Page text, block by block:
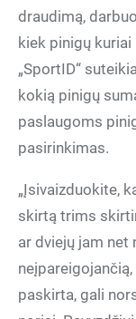
draudimą,
kiek pinigų
„SportID“
kokią pinigų
paslaugoms
pasirinkimas.
„Įsivaizduokite,
skirtą trims
ar dviejų jam net
paskirta, gali